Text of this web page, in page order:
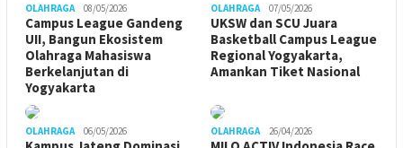
OLAHRAGA 08/05/2026
Campus League Gandeng
UII, Bangun Ekosistem
Olahraga Mahasiswa
Berkelanjutan di
Yogyakarta
OLAHRAGA 07/05/2026
UKSW dan SCU Juara
Basketball Campus League
Regional Yogyakarta,
Amankan Tiket Nasional
OLAHRAGA 06/05/2026 OLAHRAGA 26/04/2026